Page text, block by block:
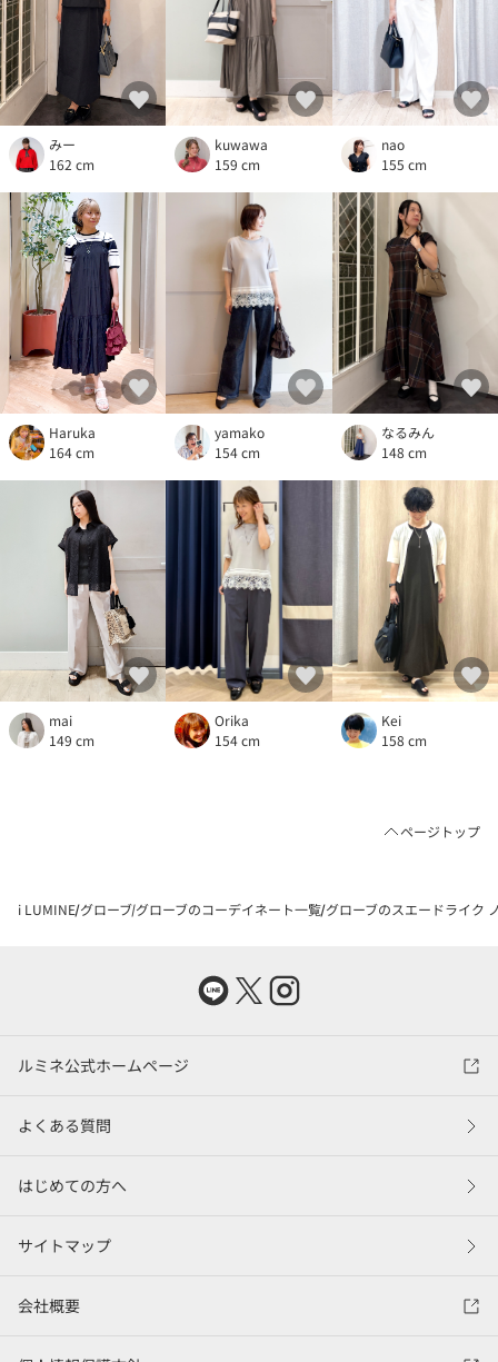
みー
162 cm
kuwawa
159 cm
nao
155 cm
Haruka
164 cm
yamako
154 cm
なるみん
148 cm
mai
149 cm
Orika
154 cm
Kei
158 cm
ページトップ
i LUMINE グローブ グローブのコーデイネート一覧 グローブのスエードライク
ルミネ公式ホームページ
よくある質問
はじめての方へ
サイトマップ
会社概要